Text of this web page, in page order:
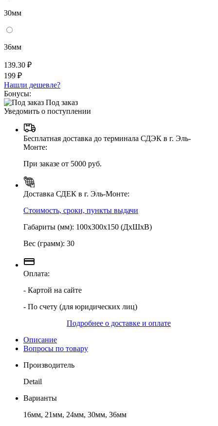
30мм
36мм
139.30 ₽
199 ₽
Нашли дешевле?
Бонусы:
Под заказ
Уведомить о поступлении
Бесплатная доставка до терминала СДЭК в г. Эль-
Монте:
При заказе от 5000 руб.
Доставка СДЕК в г. Эль-Монте:
Стоимость, сроки, пункты выдачи
Габариты (мм): 100х300х150 (ДхШхВ)
Вес (грамм): 30
Оплата:
- Картой на сайте
- По счету (для юридических лиц)
Подробнее о доставке и оплате
Описание
Вопросы по товару
Производитель
Detail
Варианты
16мм, 21мм, 24мм, 30мм, 36мм